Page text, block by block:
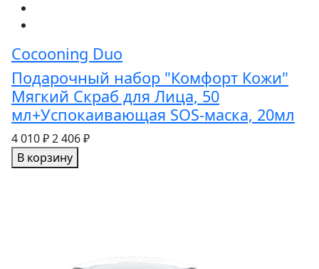
Cocooning Duo
Подарочный набор "Комфорт Кожи"
Мягкий Скраб для Лица, 50
мл+Успокаивающая SOS-маска, 20мл
4 010 ₽2 406 ₽
В корзину